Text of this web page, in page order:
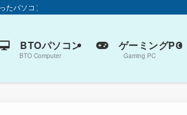
パソコン選びが大切です。
BTOパソコン
BTO Computer
ゲーミングPC
Gaming PC